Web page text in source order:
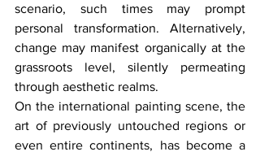
scenario, such times may prompt
personal transformation. Alternatively,
change may manifest organically at the
grassroots level, silently permeating
through aesthetic realms.
On the international painting scene, the
art of previously untouched regions or
even entire continents, has become a